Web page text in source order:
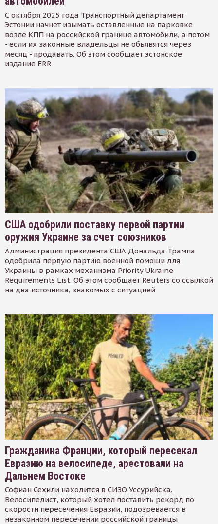
С октября 2025 года Транспортный департамент
Эстонии начнет изымать оставленные на парковке
возле КПП на российской границе автомобили, а потом
- если их законные владельцы не объявятся через
месяц - продавать. Об этом сообщает эстонское
издание ERR
США одобрили поставку первой партии
оружия Украине за счет союзников
Администрация президента США Дональда Трампа
одобрила первую партию военной помощи для
Украины в рамках механизма Priority Ukraine
Requirements List. Об этом сообщает Reuters со ссылкой
на два источника, знакомых с ситуацией
Гражданина Франции, который пересекал
Евразию на велосипеде, арестовали на
Дальнем Востоке
Софиан Сехили находится в СИЗО Уссурийска.
Велосипедист, который хотел поставить рекорд по
скорости пересечения Евразии, подозревается в
незаконном пересечении российской границы